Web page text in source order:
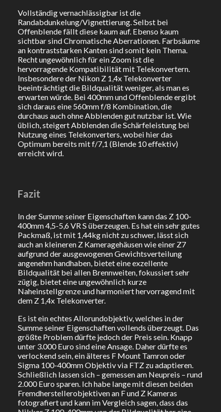
Vollständig vernachlässigbar ist die
Randabdunkelung/Vignettierung. Selbst bei
Offenblende fällt diese kaum auf. Ebenso kaum
sichtbar sind Chromatische Aberrationen. Farbsäume
an kontraststarken Kanten sind somit kein Thema.
Recht ungewöhnlich für ein Zoom ist die
hervorragende Kompatibilität mit Telekonvertern.
Insbesondere der Nikon Z 1,4x Telekonverter
beeinträchtigt die Bildqualität weniger, als man es
erwarten würde. Bei 400mm und Offenblende ergibt
sich daraus eine 560mm f/8 Kombination, die
durchaus auch ohne Abblenden gut nutzbar ist. Wie
üblich, steigert Abblenden die Schärfeleistung bei
Nutzung eines Telekonverters, wobei hier das
Optimum bereits mit f/7,1 (Blende 10 effektiv)
erreicht wird.
Fazit
In der Summe seiner Eigenschaften kann das Z 100-
400mm 4,5-5,6 VR S überzeugen. Es hat ein sehr gutes
Packmaß, ist mit 1,44kg nicht zu schwer, lässt sich
auch an kleineren Z Kameragehäusen wie einer Z7
aufgrund der ausgewogenen Gewichtsverteilung
angenehm handhaben, bietet eine exzellente
Bildqualität bei allen Brennweiten, fokussiert sehr
zügig, bietet eine ungewöhnlich kurze
Naheinstellgrenze und harmoniert hervorragend mit
dem Z 1,4x Telekonverter.
Es ist ein echtes Allorundobjektiv, welches in der
Summe seiner Eigenschaften vollends überzeugt. Das
größte Problem dürfte jedoch der Preis sein. Knapp
unter 3.000 Euro sind eine Ansage. Daher dürfte es
verlockend sein, ein älteres F Mount Tamron oder
Sigma 100-400mm Objektiv via FTZ zu adaptieren.
Schließlich lassen sich – gemessen am Neupreis – rund
2.000 Euro sparen. Ich habe lange mit diesen beiden
Fremdherstellerobjektiven an F und Z Kameras
fotografiert und kann im Vergleich sagen, dass das